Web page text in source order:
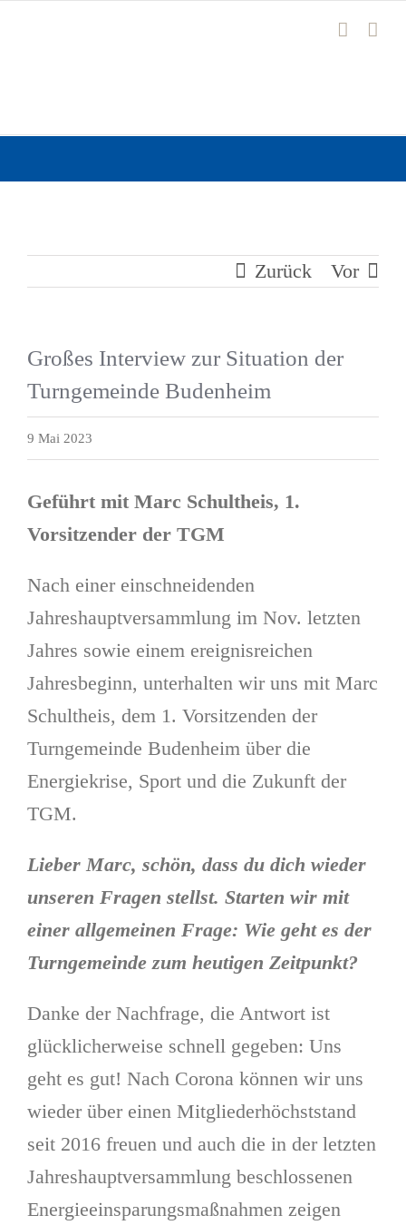
Zurück Vor
Großes Interview zur Situation der
Turngemeinde Budenheim
9 Mai 2023
Geführt mit Marc Schultheis, 1.
Vorsitzender der TGM
Nach einer einschneidenden
Jahreshauptversammlung im Nov. letzten
Jahres sowie einem ereignisreichen
Jahresbeginn, unterhalten wir uns mit Marc
Schultheis, dem 1. Vorsitzenden der
Turngemeinde Budenheim über die
Energiekrise, Sport und die Zukunft der
TGM.
Lieber Marc, schön, dass du dich wieder
unseren Fragen stellst. Starten wir mit
einer allgemeinen Frage: Wie geht es der
Turngemeinde zum heutigen Zeitpunkt?
Danke der Nachfrage, die Antwort ist
glücklicherweise schnell gegeben: Uns
geht es gut! Nach Corona können wir uns
wieder über einen Mitgliederhöchststand
seit 2016 freuen und auch die in der letzten
Jahreshauptversammlung beschlossenen
Energieeinsparungsmaßnahmen zeigen